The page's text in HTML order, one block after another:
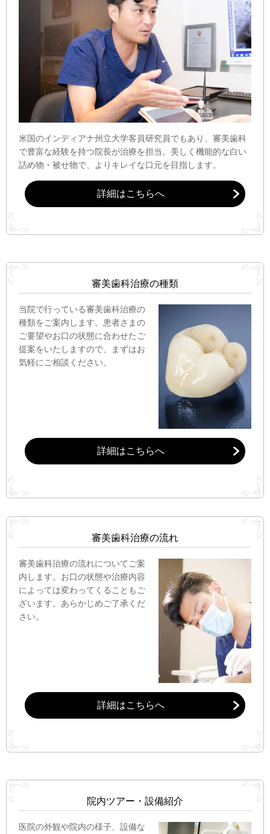
米国のインディアナ州立大学客員研究員でもあり、審美歯科
で豊富な経験を持つ院長が治療を担当。美しく機能的な白い
詰め物・被せ物で、よりキレイな口元を目指します。
詳細はこちらへ
審美歯科治療の種類
当院で行っている審美歯科治療の
種類をご案内します。患者さまの
ご要望やお口の状態に合わせたご
提案をいたしますので、まずはお
気軽にご相談ください。
詳細はこちらへ
審美歯科治療の流れ
審美歯科治療の流れについてご案
内します。お口の状態や治療内容
によっては変わってくることもご
ざいます。あらかじめご了承くだ
さい。
詳細はこちらへ
院内ツアー・設備紹介
医院の外観や院内の様子、設備な